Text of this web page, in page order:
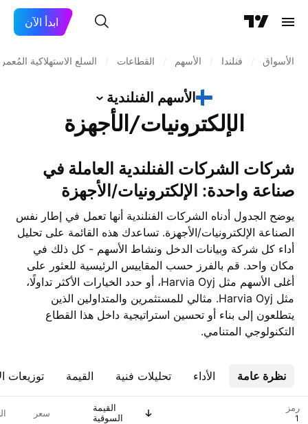
ابدأ الآن
الأسواق فنلندا الأسهم القطاعات السلع الاستهلاكية
الأسهم الفنلندية
الإلكترونيات/الأجهزة
شركات الشركات الفنلندية العاملة في
صناعة واحدة: الإلكترونيات/الأجهزة
يوضح الجدول أدناه الشركات الفنلندية أنها تعمل في إطار نفس
الصناعة الإلكترونيات/الأجهزة. تساعدك هذه القائمة على تحليل
أداء كل شركة وبيانات الدخل ونشاط الأسهم - كل ذلك في
مكان واحد. قم بالفرز حسب المقاييس الرئيسية للعثور على
أغلى الأسهم مثل Harvia Oyj، أو حدد الخيارات الأكثر تداولًا،
مثل Harvia Oyj. مثالي للمستثمرين والمتداولين الذين
يتطلعون إلى بناء أو تحسين استراتيجية داخل هذا القطاع
التكنولوجي المتنامي.
نظرة عامة الأداء تحليلات فنية القيمة توزيعات
رمز
القيمة
السوقية
سعر